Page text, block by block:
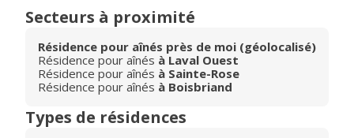
Secteurs à proximité
Résidence pour aînés près de moi (géolocalisé)
Résidence pour aînés à Laval Ouest
Résidence pour aînés à Sainte-Rose
Résidence pour aînés à Boisbriand
Types de résidences